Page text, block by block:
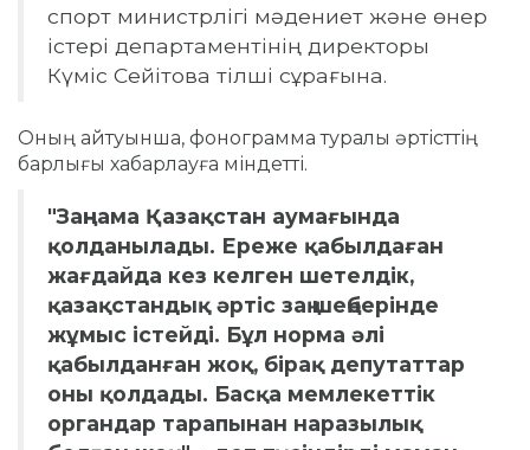
спорт министрлігі мәдениет және өнер
істері департаментінің директоры
Күміс Сейітова тілші сұрағына.
Оның айтуынша, фонограмма туралы әртісттің
барлығы хабарлауға міндетті.
"Заңнама Қазақстан аумағында
қолданылады. Ереже қабылдаған
жағдайда кез келген шетелдік,
қазақстандық әртіс заң шеңберінде
жұмыс істейді. Бұл норма әлі
қабылданған жоқ, бірақ депутаттар
оны қолдады. Басқа мемлекеттік
органдар тарапынан наразылық